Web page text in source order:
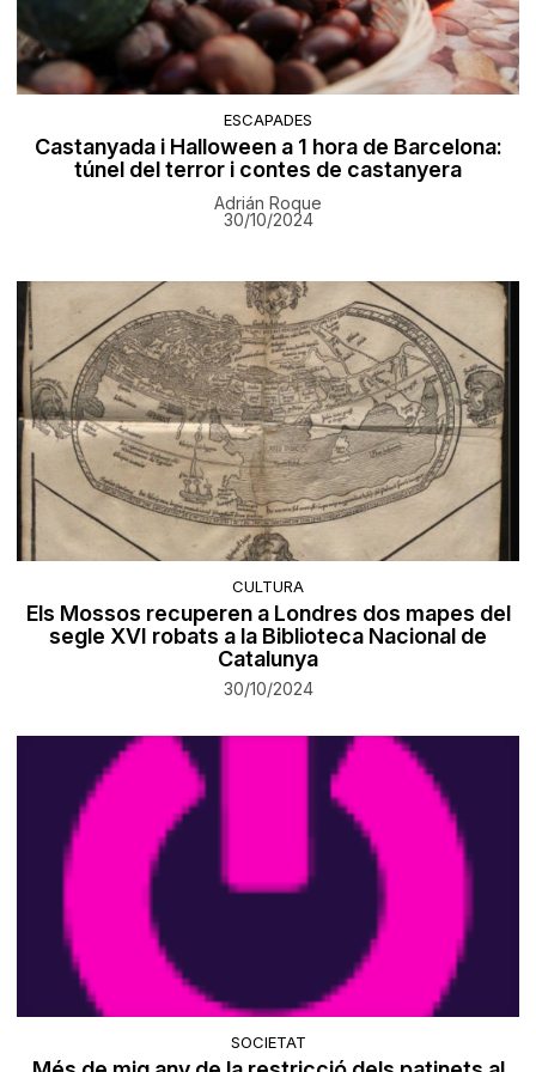
ESCAPADES
Castanyada i Halloween a 1 hora de Barcelona:
túnel del terror i contes de castanyera
Adrián Roque
30/10/2024
CULTURA
Els Mossos recuperen a Londres dos mapes del
segle XVI robats a la Biblioteca Nacional de
Catalunya
30/10/2024
SOCIETAT